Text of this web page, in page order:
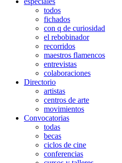
todos
fichados
con q de curiosidad
el rebobinador
recorridos
maestros flamencos
entrevistas
colaboraciones
Directorio
artistas
centros de arte
movimientos
Convocatorias
todas
becas
ciclos de cine
conferencias